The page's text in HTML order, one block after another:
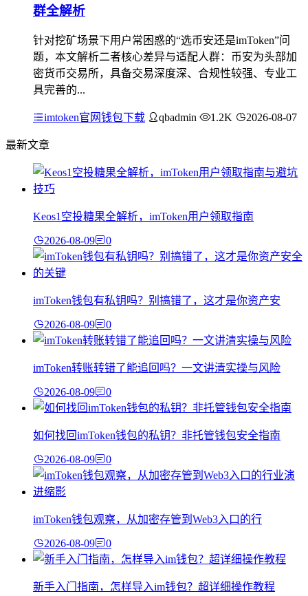
群全解析
针对挖矿场景下用户常困惑的“选币安还是imToken”问
题，本文解析二者核心差异与适配人群：币安为头部加
密货币交易所，具备交易深度深、合规性较强、专业工
具完善的...
imtoken官网钱包下载 qbadmin 1.2K 2026-08-07
最新文章
Keos1空投糖果全解析，imToken用户领取指南
2026-08-09 0
imToken钱包有私钥吗？别搞错了，这才是你资产安
2026-08-09 0
imToken转账转错了能追回吗？一文讲清实操与风险
2026-08-09 0
如何找回imToken钱包的私钥？非托管钱包安全指南
2026-08-09 0
imToken钱包观察，从加密存管到Web3入口的行
2026-08-09 0
新手入门指南，怎样导入im钱包？超详细操作教程